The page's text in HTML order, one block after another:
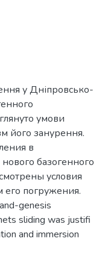
у Дніпровсько-
умови
його занурення.
в
базогенного
условия
его погружения.
genesis
sliding was justifi
and immersion